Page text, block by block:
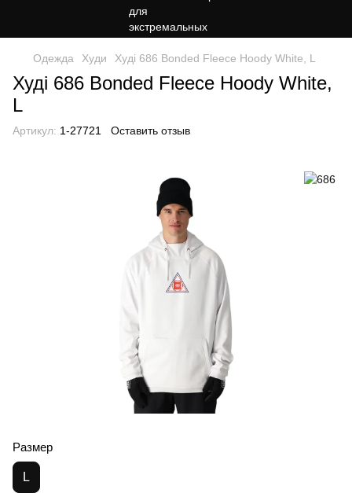
Одежда Худи Худі 686 Bonded Fleece Hoody White, L
Худі 686 Bonded Fleece Hoody White,
L
Артикул: 1-27721 Оставить отзыв
Размер
L